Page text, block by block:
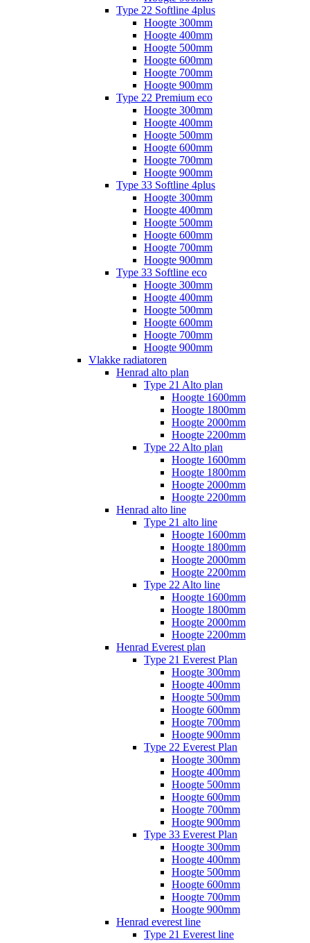
Type 22 Softline 4plus
Hoogte 300mm
Hoogte 400mm
Hoogte 500mm
Hoogte 600mm
Hoogte 700mm
Hoogte 900mm
Type 22 Premium eco
Hoogte 300mm
Hoogte 400mm
Hoogte 500mm
Hoogte 600mm
Hoogte 700mm
Hoogte 900mm
Type 33 Softline 4plus
Hoogte 300mm
Hoogte 400mm
Hoogte 500mm
Hoogte 600mm
Hoogte 700mm
Hoogte 900mm
Type 33 Softline eco
Hoogte 300mm
Hoogte 400mm
Hoogte 500mm
Hoogte 600mm
Hoogte 700mm
Hoogte 900mm
Vlakke radiatoren
Henrad alto plan
Type 21 Alto plan
Hoogte 1600mm
Hoogte 1800mm
Hoogte 2000mm
Hoogte 2200mm
Type 22 Alto plan
Hoogte 1600mm
Hoogte 1800mm
Hoogte 2000mm
Hoogte 2200mm
Henrad alto line
Type 21 alto line
Hoogte 1600mm
Hoogte 1800mm
Hoogte 2000mm
Hoogte 2200mm
Type 22 Alto line
Hoogte 1600mm
Hoogte 1800mm
Hoogte 2000mm
Hoogte 2200mm
Henrad Everest plan
Type 21 Everest Plan
Hoogte 300mm
Hoogte 400mm
Hoogte 500mm
Hoogte 600mm
Hoogte 700mm
Hoogte 900mm
Type 22 Everest Plan
Hoogte 300mm
Hoogte 400mm
Hoogte 500mm
Hoogte 600mm
Hoogte 700mm
Hoogte 900mm
Type 33 Everest Plan
Hoogte 300mm
Hoogte 400mm
Hoogte 500mm
Hoogte 600mm
Hoogte 700mm
Hoogte 900mm
Henrad everest line
Type 21 Everest line